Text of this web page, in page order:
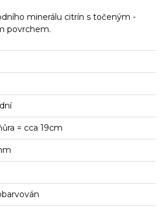
minerálu citrín s točeným -
povrchem.
= cca 19cm